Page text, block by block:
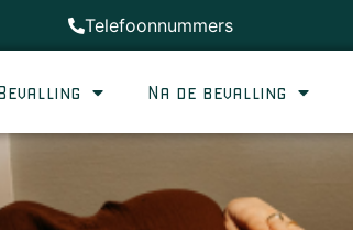
Telefoonnummers
Na de bevalling